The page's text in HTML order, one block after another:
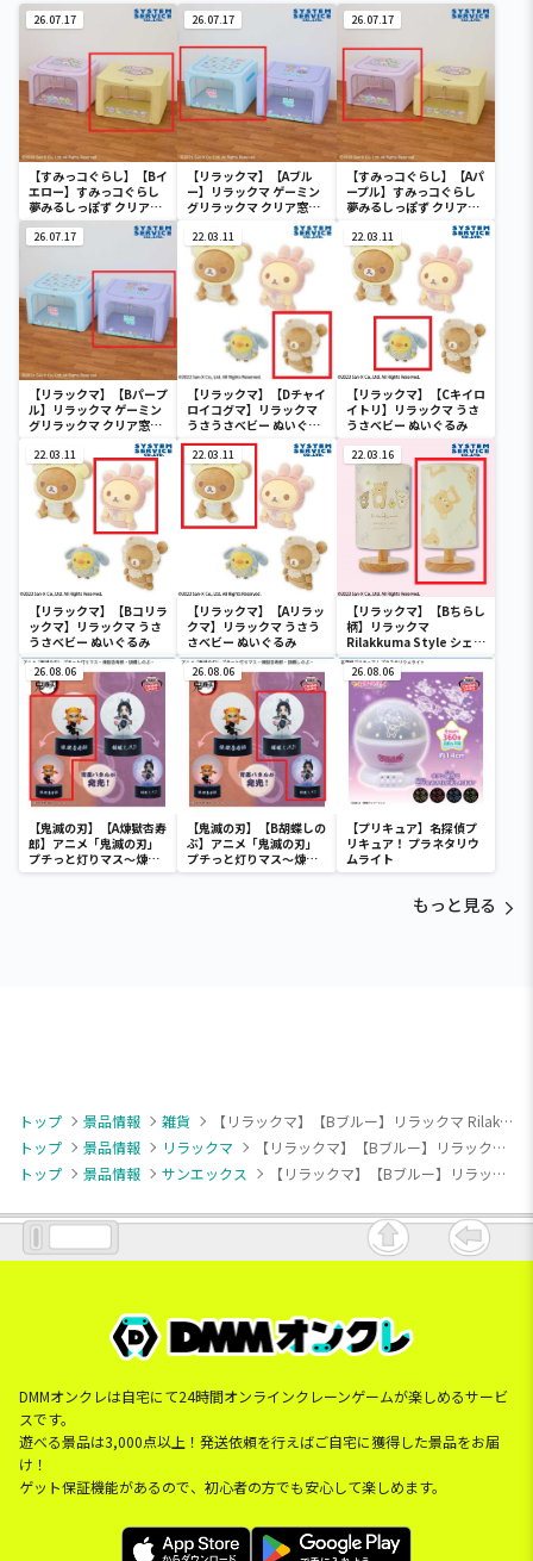
26.07.17
【すみっコぐらし】【Bイ
エロー】すみっコぐらし
夢みるしっぽず クリア窓
付き収納ボックス
26.07.17
【リラックマ】【Aブル
ー】リラックマ ゲーミン
グリラックマ クリア窓付
26.07.17
【すみっコぐらし】【Aパ
ープル】すみっコぐらし
夢みるしっぽず クリア窓
26.07.17
【リラックマ】【Bパープ
ル】リラックマ ゲーミン
グリラックマ クリア窓付
22.03.11
【リラックマ】【Dチャイ
ロイコグマ】リラックマ
うさうさべビー ぬいぐる
み
22.03.11
【リラックマ】【Cキイロ
イトリ】リラックマ うさ
うさべビー ぬいぐるみ
22.03.11
【リラックマ】【Bコリラ
ックマ】リラックマ うさ
うさべビー ぬいぐるみ
22.03.11
【リラックマ】【Aリラッ
クマ】リラックマ うさう
さべビー ぬいぐるみ
22.03.16
【リラックマ】【Bちらし
柄】リラックマ
Rilakkuma Style シェー
ドライト
26.08.06
【鬼滅の刃】【A煉獄杏寿
郎】アニメ「鬼滅の刃」
プチっと灯りマス～煉獄
杏寿郎・胡蝶しのぶ～
26.08.06
【鬼滅の刃】【B胡蝶しの
ぶ】アニメ「鬼滅の刃」
プチっと灯りマス～煉獄
杏寿郎・胡蝶しのぶ～
26.08.06
【プリキュア】名探偵プ
リキュア！ プラネタリウ
ムライト
もっと見る
トップ 景品情報 雑貨
【リラックマ】【Bブルー】リラックマ Rilakkuma Style キーケース
トップ
景品情報 リラックマ
【リラックマ】【Bブルー】リラックマ Rilakkuma Style キーケース
トップ
景品情報 サンエックス 【リラックマ】【Bブルー】リラックマ Rilakkuma Style キーケース
DMMオンクレは自宅にて24時間オンラインクレーンゲームが楽しめるサービ
スです。
遊べる景品は3,000点以上！発送依頼を行えばご自宅に獲得した景品をお届
け！
ゲット保証機能があるので、初心者の方でも安心して楽しめます。